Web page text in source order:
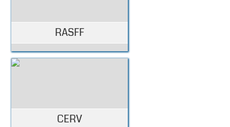
RASFF
CERV